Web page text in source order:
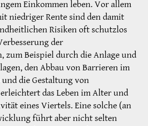
Einkommen leben. Vor allem
niedriger Rente sind den damit
Risiken oft schutzlos
der
zum Beispiel durch die Anlage und
den Abbau von Barrieren im
die Gestaltung von
das Leben im Alter und
eines Viertels. Eine solche (an
führt aber nicht selten